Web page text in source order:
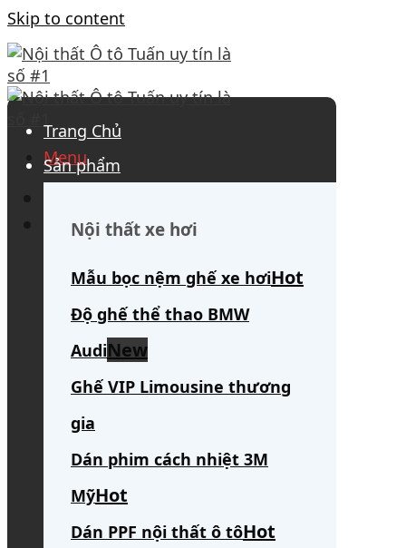
Skip to content
Menu
Search for:
Trang Chủ
Sản phẩm
Nội thất xe hơi
Mẫu bọc nệm ghế xe hơi
Độ ghế thể thao BMW
Audi
Ghế VIP Limousine thương
gia
Dán phim cách nhiệt 3M
Mỹ
Dán PPF nội thất ô tô